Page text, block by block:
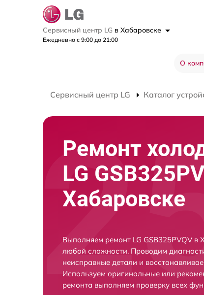
Сервисный центр LG в Хабаровске
Ежедневно с 9:00 до 21:00
О
Сервисный центр LG Каталог
Ремонт
LG
Хабаровске
Выполняем ремонт LG GSB325PVQV в
любой сложности. Проводим
неисправные детали и
Используем оригинальные или
ремонта выполняем проверку всех